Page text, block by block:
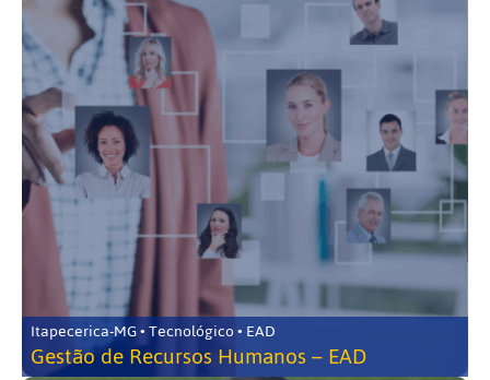
Itapecerica-MG • Tecnológico • EAD
Gestão de Recursos Humanos – EAD